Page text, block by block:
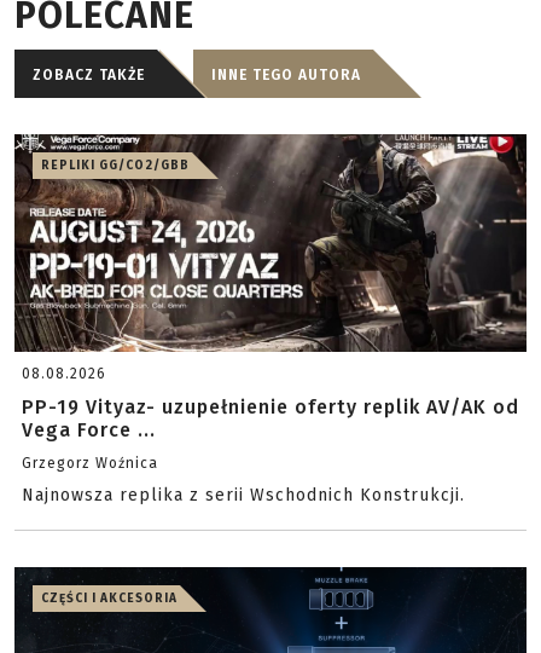
POLECANE
ZOBACZ TAKŻE INNE TEGO AUTORA
REPLIKI GG/CO2/GBB
08.08.2026
PP-19 Vityaz- uzupełnienie oferty replik AV/AK od
Vega Force ...
Grzegorz Woźnica
Najnowsza replika z serii Wschodnich Konstrukcji.
CZĘŚCI I AKCESORIA